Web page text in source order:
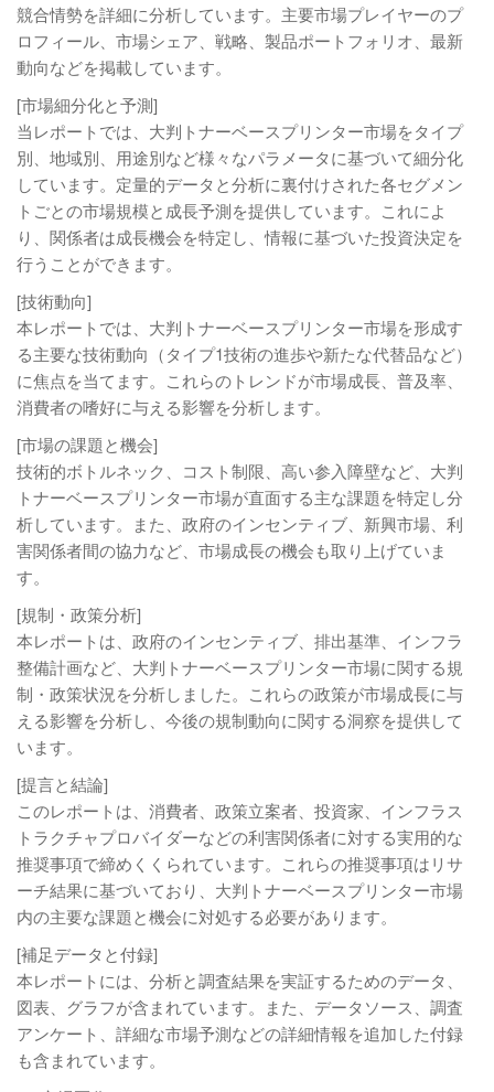
競合情勢を詳細に分析しています。主要市場プレイヤーのプ
ロフィール、市場シェア、戦略、製品ポートフォリオ、最新
動向などを掲載しています。
[市場細分化と予測]
当レポートでは、大判トナーベースプリンター市場をタイプ
別、地域別、用途別など様々なパラメータに基づいて細分化
しています。定量的データと分析に裏付けされた各セグメン
トごとの市場規模と成長予測を提供しています。これによ
り、関係者は成長機会を特定し、情報に基づいた投資決定を
行うことができます。
[技術動向]
本レポートでは、大判トナーベースプリンター市場を形成す
る主要な技術動向（タイプ1技術の進歩や新たな代替品など）
に焦点を当てます。これらのトレンドが市場成長、普及率、
消費者の嗜好に与える影響を分析します。
[市場の課題と機会]
技術的ボトルネック、コスト制限、高い参入障壁など、大判
トナーベースプリンター市場が直面する主な課題を特定し分
析しています。また、政府のインセンティブ、新興市場、利
害関係者間の協力など、市場成長の機会も取り上げていま
す。
[規制・政策分析]
本レポートは、政府のインセンティブ、排出基準、インフラ
整備計画など、大判トナーベースプリンター市場に関する規
制・政策状況を分析しました。これらの政策が市場成長に与
える影響を分析し、今後の規制動向に関する洞察を提供して
います。
[提言と結論]
このレポートは、消費者、政策立案者、投資家、インフラス
トラクチャプロバイダーなどの利害関係者に対する実用的な
推奨事項で締めくくられています。これらの推奨事項はリサ
ーチ結果に基づいており、大判トナーベースプリンター市場
内の主要な課題と機会に対処する必要があります。
[補足データと付録]
本レポートには、分析と調査結果を実証するためのデータ、
図表、グラフが含まれています。また、データソース、調査
アンケート、詳細な市場予測などの詳細情報を追加した付録
も含まれています。